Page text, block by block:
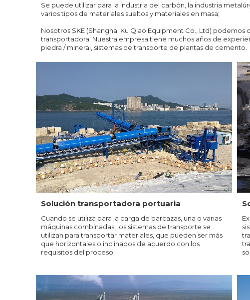
Se puede utilizar para la industria del carbón, la industria
varios tipos de materiales sueltos y materiales en masa;
Nosotros SKE (Shanghai Ku Qiao Equipment Co., Ltd)
transportadora; Nuestra empresa tiene muchos años de
piedra / mineral, sistemas de transporte de plantas de cemento.
Solución transportadora portuaria
Cuando se utiliza para la carga de barcazas, una o varias
máquinas combinadas, los sistemas de transporte se
utilizan para transportar materiales, que pueden ser más
que horizontales o inclinados de acuerdo con los
requisitos del proceso;